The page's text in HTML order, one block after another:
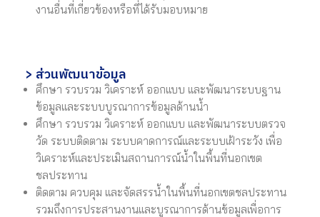
งานอื่นที่เกี่ยวข้องหรือที่ได้รับมอบหมาย
> ส่วนพัฒนาข้อมูล
ศึกษา รวบรวม วิเคราะห์ ออกแบบ และพัฒนาระบบฐาน
ข้อมูลและระบบบูรณาการข้อมูลด้านน้ำ
ศึกษา รวบรวม วิเคราะห์ ออกแบบ และพัฒนาระบบตรวจ
วัด ระบบติดตาม ระบบคาดการณ์และระบบเฝ้าระวัง เพื่อ
วิเคราะห์และประเมินสถานการณ์น้ำในพื้นที่นอกเขต
ชลประทาน
ติดตาม ควบคุม และจัดสรรน้ำในพื้นที่นอกเขตชลประทาน
รวมถึงการประสานงานและบูรณาการด้านข้อมูลเพื่อการ